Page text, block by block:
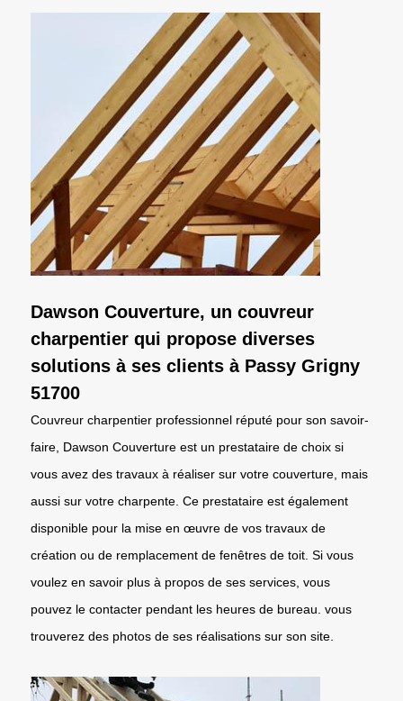
Dawson Couverture, un couvreur
charpentier qui propose diverses
solutions à ses clients à Passy Grigny
51700
Couvreur charpentier professionnel réputé pour son savoir-
faire, Dawson Couverture est un prestataire de choix si
vous avez des travaux à réaliser sur votre couverture, mais
aussi sur votre charpente. Ce prestataire est également
disponible pour la mise en œuvre de vos travaux de
création ou de remplacement de fenêtres de toit. Si vous
voulez en savoir plus à propos de ses services, vous
pouvez le contacter pendant les heures de bureau. vous
trouverez des photos de ses réalisations sur son site.